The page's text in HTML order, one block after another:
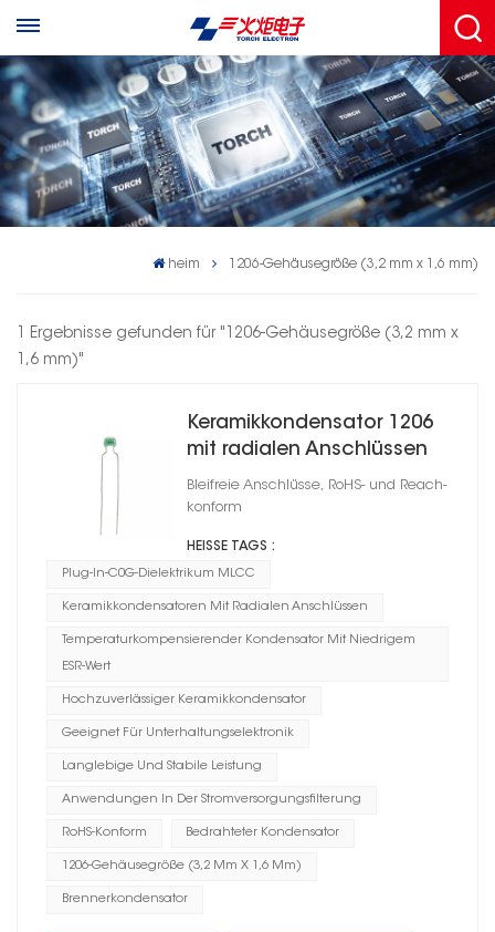
heim 1206-Gehäusegröße (3,2 mm x 1,6 mm)
1 Ergebnisse gefunden für "1206-Gehäusegröße (3,2 mm x
1,6 mm)"
Keramikkondensator 1206
mit radialen Anschlüssen
der CC4-Serie
Bleifreie Anschlüsse, RoHS- und Reach-
konform
HEISSE TAGS :
Plug-In-C0G-Dielektrikum MLCC
Keramikkondensatoren Mit Radialen Anschlüssen
Temperaturkompensierender Kondensator Mit Niedrigem
ESR-Wert
Hochzuverlässiger Keramikkondensator
Geeignet Für Unterhaltungselektronik
Langlebige Und Stabile Leistung
Anwendungen In Der Stromversorgungsfilterung
RoHS-Konform Bedrahteter Kondensator
1206-Gehäusegröße (3,2 Mm X 1,6 Mm)
Brennerkondensator